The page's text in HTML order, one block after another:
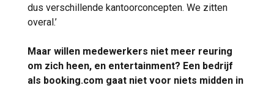
dus verschillende kantoorconcepten. We zitten
overal.’
Maar willen medewerkers niet meer reuring
om zich heen, en entertainment? Een bedrijf
als booking.com gaat niet voor niets midden in